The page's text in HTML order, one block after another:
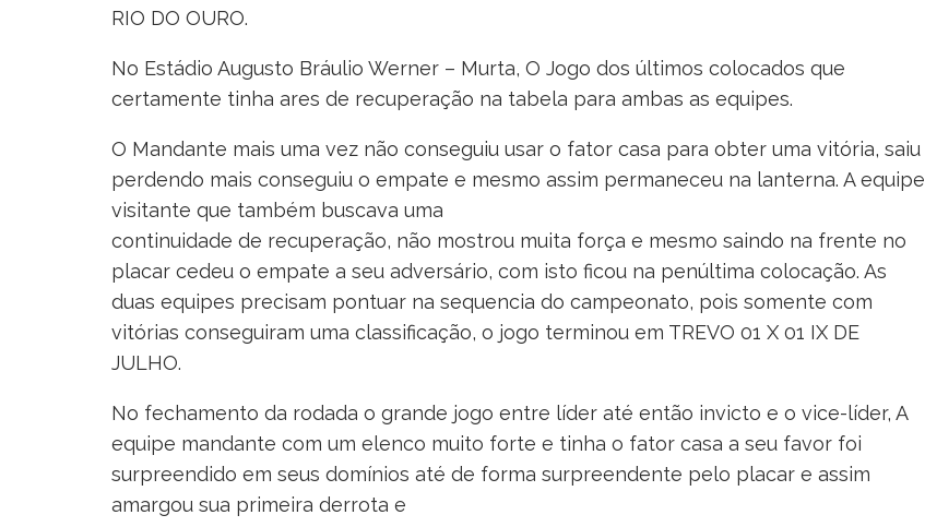
RIO DO OURO.
No Estádio Augusto Bráulio Werner – Murta, O Jogo dos últimos colocados que
certamente tinha ares de recuperação na tabela para ambas as equipes.
O Mandante mais uma vez não conseguiu usar o fator casa para obter uma vitória, saiu
perdendo mais conseguiu o empate e mesmo assim permaneceu na lanterna. A equipe
visitante que também buscava uma
continuidade de recuperação, não mostrou muita força e mesmo saindo na frente no
placar cedeu o empate a seu adversário, com isto ficou na penúltima colocação. As
duas equipes precisam pontuar na sequencia do campeonato, pois somente com
vitórias conseguiram uma classificação, o jogo terminou em TREVO 01 X 01 IX DE
JULHO.
No fechamento da rodada o grande jogo entre líder até então invicto e o vice-líder, A
equipe mandante com um elenco muito forte e tinha o fator casa a seu favor foi
surpreendido em seus domínios até de forma surpreendente pelo placar e assim
amargou sua primeira derrota e